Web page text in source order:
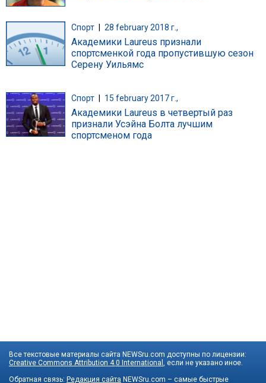
Спорт 28 february 2018 г.,
Академики Laureus признали
спортсменкой года пропустившую сезон
Серену Уильямс
Спорт 15 february 2017 г.,
Академики Laureus в четвертый раз
признали Усэйна Болта лучшим
спортсменом года
Все текстовые материалы сайта NEWSru.com доступны по лицензии:
Creative Commons Attribution 4.0 International , если не указано иное.
Обратная связь: Редакция сайта NEWSru.com – самые быстрые